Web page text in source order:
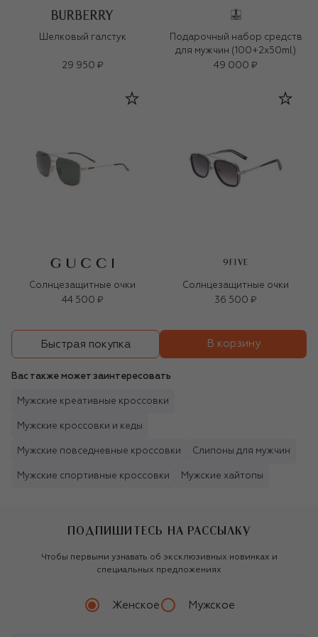
Шелковый галстук
29 950 ₽
Подарочный набор средств
для мужчин (100+2x50ml)
49 000 ₽
Солнцезащитные очки
44 500 ₽
9FIVE
Солнцезащитные очки
36 500 ₽
Быстрая покупка В корзину
Вас также может заинтересовать
Мужские креативные кроссовки
Мужские кроссовки и кеды
Мужские повседневные кроссовки Слипоны для мужчин
Мужские спортивные кроссовки Мужские хайтопы
ПОДПИШИТЕСЬ НА РАССЫЛКУ
Чтобы первыми узнавать об эксклюзивных новинках и
специальных предложениях
Женское Мужское